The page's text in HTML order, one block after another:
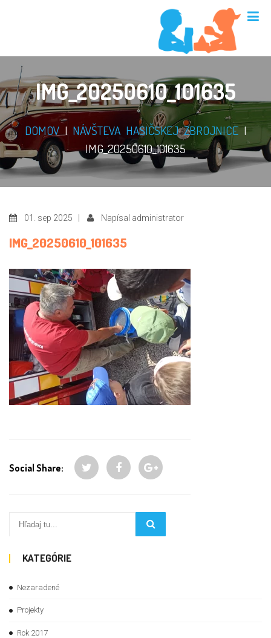
IMG_20250610_101635
DOMOV| NÁVŠTEVA HASIČSKEJ ZBROJNICE |
IMG_20250610_101635
01. sep 2025 | Napísal administrator
IMG_20250610_101635
Social Share:
KATEGÓRIE
Nezaradené
Projekty
Rok 2017